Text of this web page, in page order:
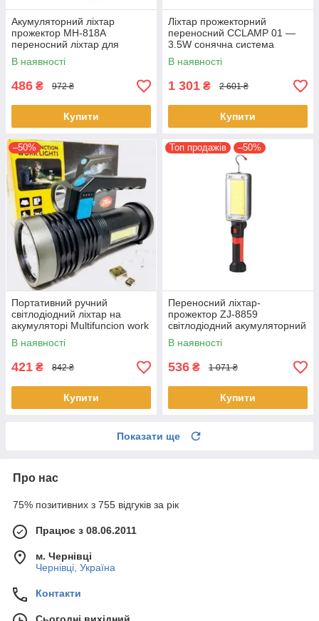
Акумуляторний ліхтар
прожектор МН-818А
переносний ліхтар для
охорони
В наявності
486 ₴ 972 ₴
Купити
Ліхтар прожекторний
переносний CCLAMP 01 —
3.5W сонячна система
освітлення із сонячною
панеллю Чорний із
салатовим
В наявності
1 301 ₴ 2 601 ₴
Купити
–50%
Портативний ручний
світлодіодний ліхтар на
акумуляторі Multifuncion work
lights 3W
В наявності
421 ₴ 842 ₴
Купити
Топ продажів –50%
Переносний ліхтар-
прожектор ZJ-8859
світлодіодний акумуляторний
ручний підвісний ліхтар із
магнітом і гачком
В наявності
536 ₴ 1 071 ₴
Купити
Показати ще
Про нас
75% позитивних з 755 відгуків за рік
Працює з 08.06.2011
м. Чернівці
Чернівці, Україна
Контакти